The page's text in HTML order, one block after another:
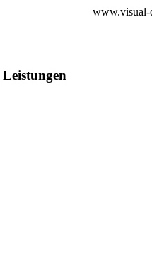
www.visual-
Leistungen